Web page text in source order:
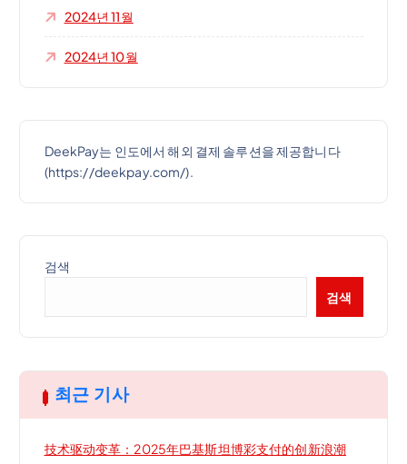
2024년 11월
2024년 10월
DeekPay는 인도에서 해외 결제 솔루션을 제공합니다
(https://deekpay.com/).
검색
검색
최근 기사
技术驱动变革：2025年巴基斯坦博彩支付的创新浪潮